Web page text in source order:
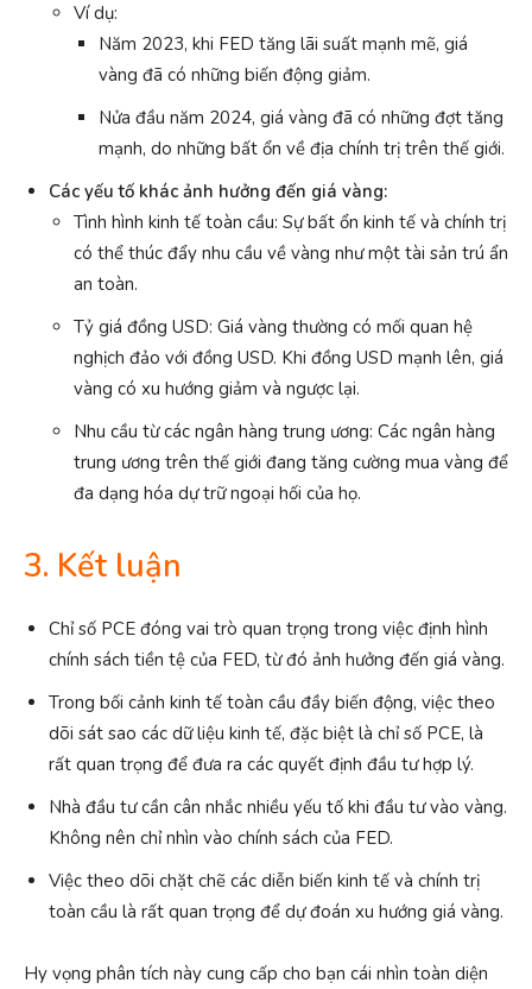
Ví dụ:
Năm 2023, khi FED tăng lãi suất mạnh mẽ, giá
vàng đã có những biến động giảm.
Nửa đầu năm 2024, giá vàng đã có những đợt tăng
mạnh, do những bất ổn về địa chính trị trên thế giới.
Các yếu tố khác ảnh hưởng đến giá vàng:
Tình hình kinh tế toàn cầu: Sự bất ổn kinh tế và chính trị
có thể thúc đẩy nhu cầu về vàng như một tài sản trú ẩn
an toàn.
Tỷ giá đồng USD: Giá vàng thường có mối quan hệ
nghịch đảo với đồng USD. Khi đồng USD mạnh lên, giá
vàng có xu hướng giảm và ngược lại.
Nhu cầu từ các ngân hàng trung ương: Các ngân hàng
trung ương trên thế giới đang tăng cường mua vàng để
đa dạng hóa dự trữ ngoại hối của họ.
3. Kết luận
Chỉ số PCE đóng vai trò quan trọng trong việc định hình
chính sách tiền tệ của FED, từ đó ảnh hưởng đến giá vàng.
Trong bối cảnh kinh tế toàn cầu đầy biến động, việc theo
dõi sát sao các dữ liệu kinh tế, đặc biệt là chỉ số PCE, là
rất quan trọng để đưa ra các quyết định đầu tư hợp lý.
Nhà đầu tư cần cân nhắc nhiều yếu tố khi đầu tư vào vàng.
Không nên chỉ nhìn vào chính sách của FED.
Việc theo dõi chặt chẽ các diễn biến kinh tế và chính trị
toàn cầu là rất quan trọng để dự đoán xu hướng giá vàng.
Hy vọng phân tích này cung cấp cho bạn cái nhìn toàn diện